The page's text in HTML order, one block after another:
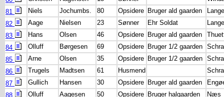
81
Niels Jochumbs. 80 Opsidere Bruger ald gaarden
82
Aage Nielsen 23 Sønner Ehr Soldat
83
Hans Olsen 46 Opsidere Bruger ald gaarden
84
Olluff Børgesen 69 Opsidere Bruger 1/2 gaarden
85
Arne Olsen 35 Opsidere Bruger 1/2 gaarden
86
Trugels Madtsen 61 Husmend
87
Gullich Hansen 30 Opsidere Bruger ald gaarden
88
Olluff Aagesen 50 Opsidere Bruger halgaarden
Næs